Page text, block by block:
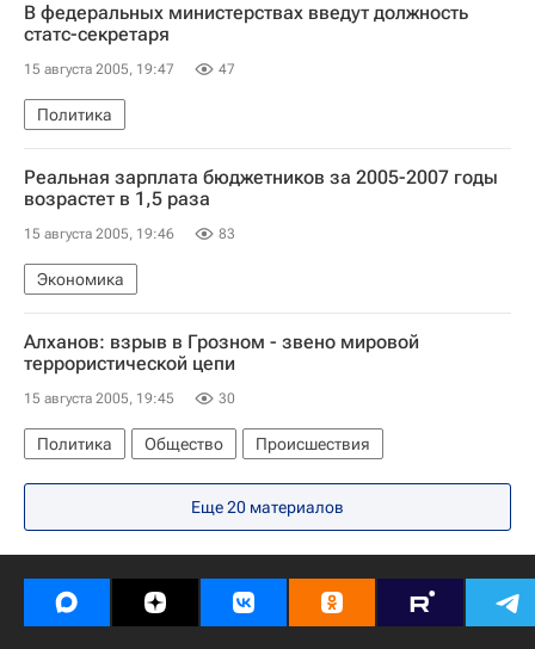
В федеральных министерствах введут должность
статс-секретаря
15 августа 2005, 19:47 47
Политика
Реальная зарплата бюджетников за 2005-2007 годы
возрастет в 1,5 раза
15 августа 2005, 19:46 83
Экономика
Алханов: взрыв в Грозном - звено мировой
террористической цепи
15 августа 2005, 19:45 30
Политика Общество Происшествия
Еще 20 материалов